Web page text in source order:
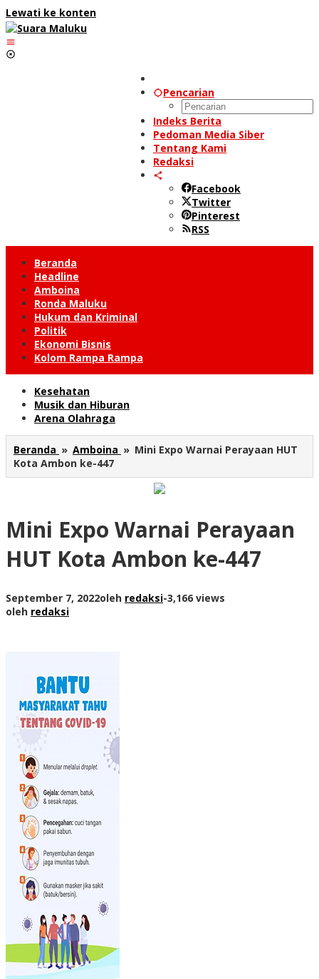
Lewati ke konten
Pencarian
Indeks Berita
Pedoman Media Siber
Tentang Kami
Redaksi
Facebook
Twitter
Pinterest
RSS
Beranda
Headline
Amboina
Ronda Maluku
Hukum dan Kriminal
Politik
Ekonomi Bisnis
Kolom Rampa Rampa
Kesehatan
Musik dan Hiburan
Arena Olahraga
Beranda » Amboina » Mini Expo Warnai Perayaan HUT
Kota Ambon ke-447
Mini Expo Warnai Perayaan
HUT Kota Ambon ke-447
September 7, 2022oleh redaksi-3,166 views
oleh redaksi